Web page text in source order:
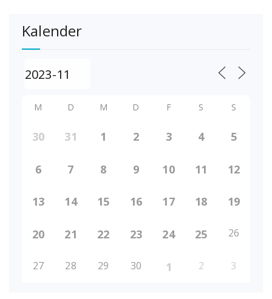
Kalender
M D M D F S S
30 31 1 2 3 4 5
6 7 8 9 10 11 12
13 14 15 16 17 18 19
20 21 22 23 24 25 26
27 28 29 30 1 2 3